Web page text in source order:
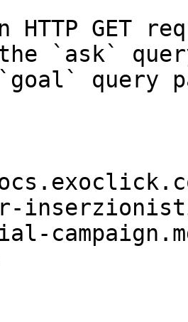
HTTP GET
`ask`
query